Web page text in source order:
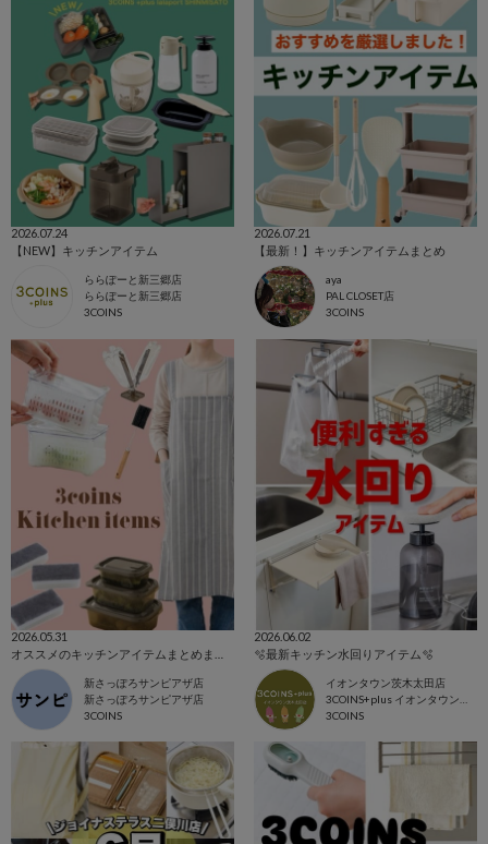
2026.07.24
【NEW】キッチンアイテム
ららぽーと新三郷店
ららぽーと新三郷店
3COINS
2026.07.21
【最新！】キッチンアイテムまとめ
aya
PAL CLOSET店
3COINS
2026.05.31
新さっぽろサンピアザ店
新さっぽろサンピアザ店
3COINS
2026.06.02
🫧最新キッチン水回りアイテム🫧
イオンタウン茨木太田店
3COINS